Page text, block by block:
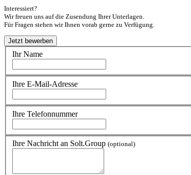
Interessiert?
Wir freuen uns auf die Zusendung Ihrer Unterlagen.
Für Fragen stehen wir Ihnen vorab gerne zu Verfügung.
Ihr Name
Ihre E-Mail-Adresse
Ihre Telefonnummer
Ihre Nachricht an Solt.Group (optional)